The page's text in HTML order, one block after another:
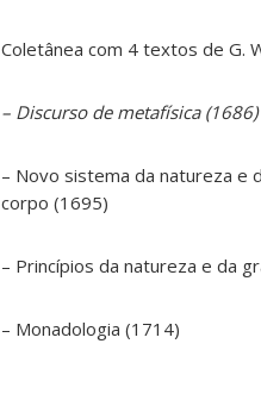
Coletânea com 4 textos de G.
– Discurso de metafísica (1686)
– Novo sistema da natureza e
corpo (1695)
– Princípios da natureza e da
– Monadologia (1714)